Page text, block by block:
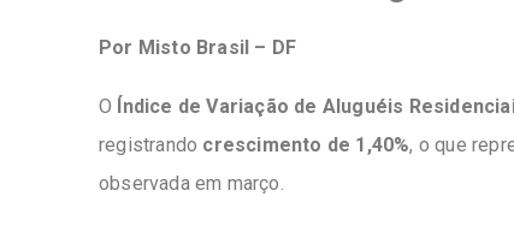
k
Por Misto Brasil – DF
O Índice de Variação de Aluguéis
registrando crescimento de 1,40%, o que
observada em março.